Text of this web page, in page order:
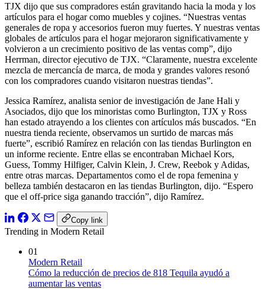
TJX dijo que sus compradores están gravitando hacia la moda y los
artículos para el hogar como muebles y cojines. “Nuestras ventas
generales de ropa y accesorios fueron muy fuertes. Y nuestras ventas
globales de artículos para el hogar mejoraron significativamente y
volvieron a un crecimiento positivo de las ventas comp”, dijo
Herrman, director ejecutivo de TJX. “Claramente, nuestra excelente
mezcla de mercancía de marca, de moda y grandes valores resonó
con los compradores cuando visitaron nuestras tiendas”.
Jessica Ramírez, analista senior de investigación de Jane Hali y
Asociados, dijo que los minoristas como Burlington, TJX y Ross
han estado atrayendo a los clientes con artículos más buscados. “En
nuestra tienda reciente, observamos un surtido de marcas más
fuerte”, escribió Ramírez en relación con las tiendas Burlington en
un informe reciente. Entre ellas se encontraban Michael Kors,
Guess, Tommy Hilfiger, Calvin Klein, J. Crew, Reebok y Adidas,
entre otras marcas. Departamentos como el de ropa femenina y
belleza también destacaron en las tiendas Burlington, dijo. “Espero
que el off-price siga ganando tracción”, dijo Ramírez.
Copy link
Trending in Modern Retail
01
Modern Retail
Cómo la reducción de precios de 818 Tequila ayudó a
aumentar las ventas